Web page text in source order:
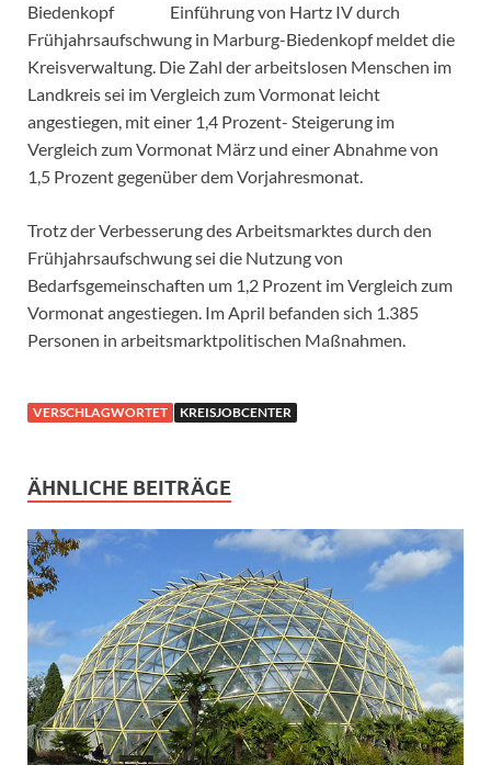
Einführung von Hartz IV durch
Frühjahrsaufschwung in Marburg-Biedenkopf meldet die
Kreisverwaltung. Die Zahl der arbeitslosen Menschen im
Landkreis sei im Vergleich zum Vormonat leicht
angestiegen, mit einer 1,4 Prozent- Steigerung im
Vergleich zum Vormonat März und einer Abnahme von
1,5 Prozent gegenüber dem Vorjahresmonat.
Trotz der Verbesserung des Arbeitsmarktes durch den
Frühjahrsaufschwung sei die Nutzung von
Bedarfsgemeinschaften um 1,2 Prozent im Vergleich zum
Vormonat angestiegen. Im April befanden sich 1.385
Personen in arbeitsmarktpolitischen Maßnahmen.
VERSCHLAGWORTET KREISJOBCENTER
ÄHNLICHE BEITRÄGE